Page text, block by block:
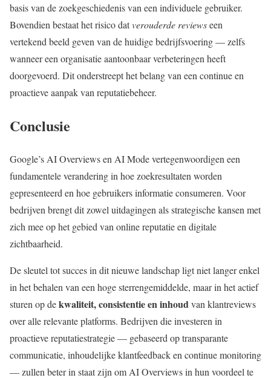
basis van de zoekgeschiedenis van een individuele gebruiker.
Bovendien bestaat het risico datverouderde reviewseen
vertekend beeld geven van de huidige bedrijfsvoering — zelfs
wanneer een organisatie aantoonbaar verbeteringen heeft
doorgevoerd. Dit onderstreept het belang van een continue en
proactieve aanpak van reputatiebeheer.
Conclusie
Google’s AI Overviews en AI Mode vertegenwoordigen een
fundamentele verandering in hoe zoekresultaten worden
gepresenteerd en hoe gebruikers informatie consumeren. Voor
bedrijven brengt dit zowel uitdagingen als strategische kansen met
zich mee op het gebied van online reputatie en digitale
zichtbaarheid.
De sleutel tot succes in dit nieuwe landschap ligt niet langer enkel
in het behalen van een hoge sterrengemiddelde, maar in het actief
sturen op dekwaliteit, consistentie en inhoudvan klantreviews
over alle relevante platforms. Bedrijven die investeren in
proactieve reputatiestrategie — gebaseerd op transparante
communicatie, inhoudelijke klantfeedback en continue monitoring
— zullen beter in staat zijn om AI Overviews in hun voordeel te